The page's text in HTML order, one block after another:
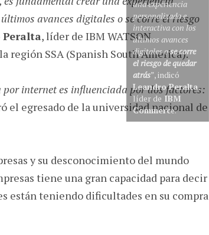
una experiencia
personalizada e
interactiva con los
últimos avances
digitales ose corre
el riesgo de quedar
atrás”, indicó
Leandro Peralta,
líder de IBM
Commerce.
avances digitales o se corre el riesgo
, líder de IBM WATSON
región SSA (Spanish South America).
internet es influenciada por dos factores:
el egresado de la universidad nacional de
y su desconocimiento del mundo
tiene una gran capacidad para decir
están teniendo dificultades en su compra